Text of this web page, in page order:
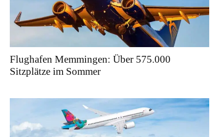
Flughafen Memmingen: Über 575.000
Sitzplätze im Sommer